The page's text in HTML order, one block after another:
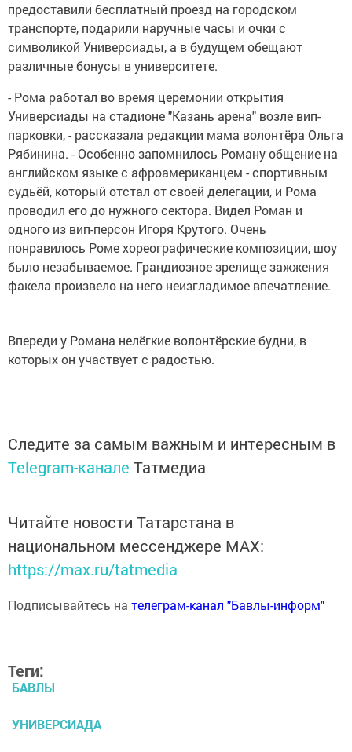
предоставили бесплатный проезд на городском
транспорте, подарили наручные часы и очки с
символикой Универсиады, а в будущем обещают
различные бонусы в университете.
- Рома работал во время церемонии открытия
Универсиады на стадионе "Казань арена" возле вип-
парковки, - рассказала редакции мама волонтёра Ольга
Рябинина. - Особенно запомнилось Роману общение на
английском языке с афроамериканцем - спортивным
судьёй, который отстал от своей делегации, и Рома
проводил его до нужного сектора. Видел Роман и
одного из вип-персон Игоря Крутого. Очень
понравилось Роме хореографические композиции, шоу
было незабываемое. Грандиозное зрелище зажжения
факела произвело на него неизгладимое впечатление.
Впереди у Романа нелёгкие волонтёрские будни, в
которых он участвует с радостью.
Следите за самым важным и интересным в
Telegram-канале Татмедиа
Читайте новости Татарстана в
национальном мессенджере MАХ:
https://max.ru/tatmedia
Подписывайтесь на телеграм-канал "Бавлы-информ"
Теги:
БАВЛЫ
УНИВЕРСИАДА